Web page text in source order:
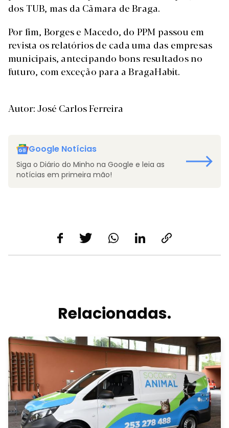
dos TUB, mas da Cãmara de Braga.
Por fim, Borges e Macedo, do PPM passou em
revista os relatórios de cada uma das empresas
municipais, antecipando bons resultados no
futuro, com exceção para a BragaHabit.
Autor: José Carlos Ferreira
Google Notícias
Siga o Diário do Minho na Google e leia as
notícias em primeira mão!
Relacionadas.